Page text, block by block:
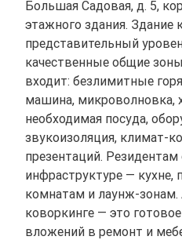
Большая Садовая, д. 5,
этажного здания. Здание
представительный
качественные общие
входит: безлимитные
машина, микроволновка,
необходимая посуда,
звукоизоляция, климат-
презентаций.
инфраструктуре — кухне,
комнатам и лаунж-зонам.
коворкинге — это
вложений в ремонт и